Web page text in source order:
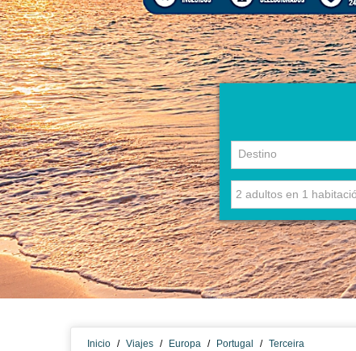
Destino
Inicio / Viajes / Europa / Portugal / Terceira